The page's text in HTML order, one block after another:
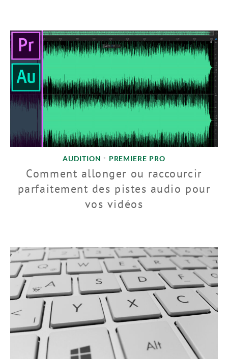
AUDITION • PREMIERE PRO
Comment allonger ou raccourcir
parfaitement des pistes audio pour
vos vidéos